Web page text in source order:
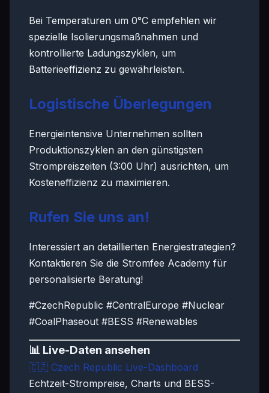
Bei Temperaturen um 0°C empfehlen wir
spezielle Isolierungsmaßnahmen und
kontrollierte Ladungszyklen, um
Batterieeffizienz zu gewährleisten.
Logistische Überlegungen
Energieintensive Unternehmen sollten
Produktionszyklen an den günstigsten
Strompreiszeiten (3:00 Uhr) ausrichten, um
Kosteneffizienz zu maximieren.
Rufen Sie uns an!
Interessiert an detaillierten Energiestrategien?
Kontaktieren Sie die Stromfee Academy für
personalisierte Beratung!
#CzechRepublic #CentralEurope #Nuclear
#CoalPhaseout #BESS #Renewables
📊 Live-Daten ansehen
🇨🇿 Czech Republic Live-Dashboard
Echtzeit-Strompreise, Charts und BESS-